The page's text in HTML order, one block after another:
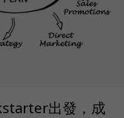
出發，成